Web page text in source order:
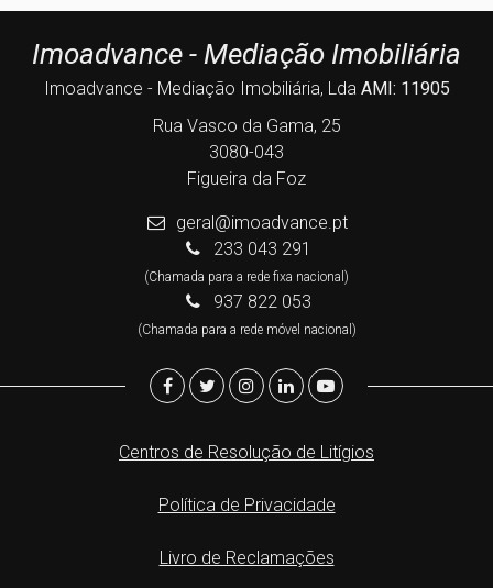
Imoadvance - Mediação Imobiliária
Imoadvance - Mediação Imobiliária, Lda AMI: 11905
Rua Vasco da Gama, 25
3080-043
Figueira da Foz
geral@imoadvance.pt
233 043 291
(Chamada para a rede fixa nacional)
937 822 053
(Chamada para a rede móvel nacional)
Centros de Resolução de Litígios
Política de Privacidade
Livro de Reclamações